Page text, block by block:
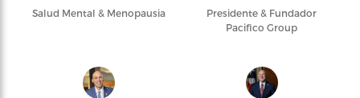
Salud Mental & Menopausia
Presidente & Fundador
Pacifico Group